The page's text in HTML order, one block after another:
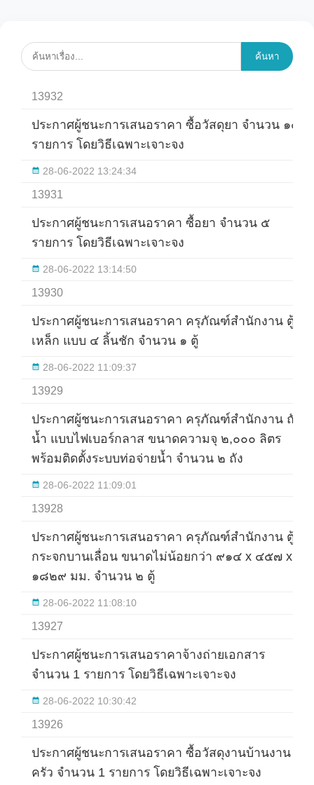
ค้นหา
13932
ประกาศผู้ชนะการเสนอราคา ซื้อวัสดุยา จำนวน ๑๕
รายการ โดยวิธีเฉพาะเจาะจง
28-06-2022 13:24:34
13931
ประกาศผู้ชนะการเสนอราคา ซื้อยา จำนวน ๕
รายการ โดยวิธีเฉพาะเจาะจง
28-06-2022 13:14:50
13930
ประกาศผู้ชนะการเสนอราคา ครุภัณฑ์สำนักงาน ตู้
เหล็ก แบบ ๔ ลิ้นชัก จำนวน ๑ ตู้
28-06-2022 11:09:37
13929
ประกาศผู้ชนะการเสนอราคา ครุภัณฑ์สำนักงาน ถัง
น้ำ แบบไฟเบอร์กลาส ขนาดความจุ ๒,๐๐๐ ลิตร
พร้อมติดตั้งระบบท่อจ่ายน้ำ จำนวน ๒ ถัง
28-06-2022 11:09:01
13928
ประกาศผู้ชนะการเสนอราคา ครุภัณฑ์สำนักงาน ตู้
กระจกบานเลื่อน ขนาดไม่น้อยกว่า ๙๑๔ x ๔๕๗ x
๑๘๒๙ มม. จำนวน ๒ ตู้
28-06-2022 11:08:10
13927
ประกาศผู้ชนะการเสนอราคาจ้างถ่ายเอกสาร
จำนวน 1 รายการ โดยวิธีเฉพาะเจาะจง
28-06-2022 10:30:42
13926
ประกาศผู้ชนะการเสนอราคา ซื้อวัสดุงานบ้านงาน
ครัว จำนวน 1 รายการ โดยวิธีเฉพาะเจาะจง